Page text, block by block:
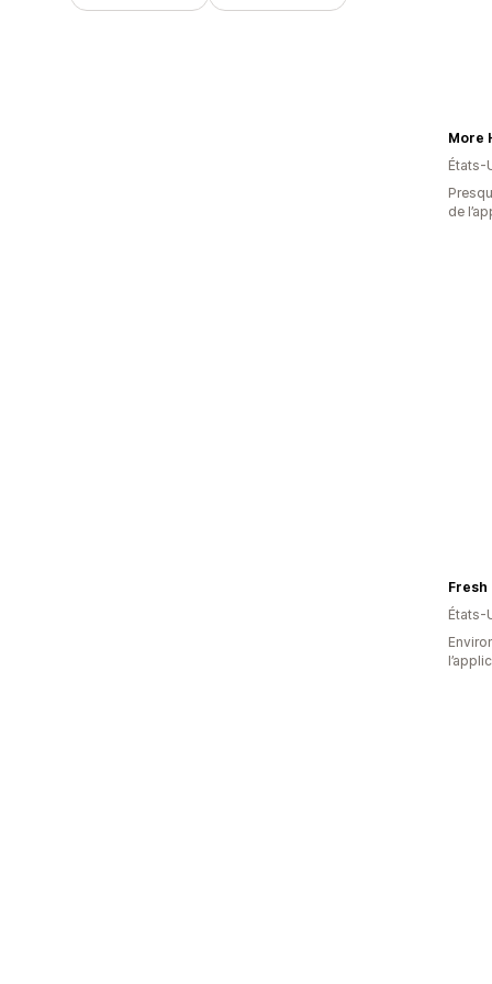
More
États-
de
Fresh
États-